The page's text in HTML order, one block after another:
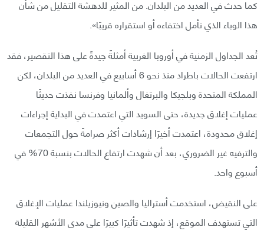
كما حدث في العديد من البلدان. من المثير للدهشة التقليل من شأن
هذا الوباء الذي نأمل اختفاءه أو استقراره قريبًا».
تُعد الجداول الزمنية في أوروبا الغربية أمثلةً جيدةً على هذا التقصير، فقد
ارتفعت الحالات باطراد منذ نحو 6 أسابيع في العديد من البلدان، لكن
المملكة المتحدة وبلجيكا والبرتغال وألمانيا وفرنسا نفذت حديثًا
عمليات إغلاق جديدة، حتى السويد التي اعتمدت في البداية إجراءات
إغلاق محدودة، اعتمدت أخيرًا إرشادات أكثر صرامةً حول التجمعات
والترفيه غير الضروري، بعد أن شهدت ارتفاع الحالات بنسبة 70% في
أسبوع واحد.
على النقيض، استخدمت أستراليا والصين ونيوزيلندا عمليات الإغلاق
التي تستهدف الموقع، إذ شهدت تأثيرًا كبيرًا على مدى الأشهر القليلة